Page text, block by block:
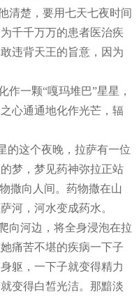
清楚，要用七天七夜时间
千千万万的患者医治疾
违背天王的旨意，因为
作一颗“嘎玛堆巴”星星，
心通通地化作光芒，辐
的这个夜晚，拉萨有一位
梦，梦见药神弥拉正站
撒向人间。药物撒在山
河，河水变成药水。
向河边，将全身浸泡在拉
痛苦不堪的疾病一下子
躯，一下子就变得精力
变得白皙光洁。那黯淡